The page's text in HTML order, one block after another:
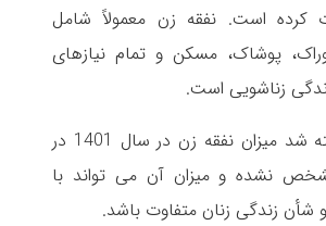
کرده است. نفقه زن معمولاً شامل
پوشاک، مسکن و تمام نیازهای
زناشویی است.
همانطور که گفته شد میزان نفقه زن در سال 1401 در
نشده و میزان آن می تواند با
شأن زندگی زنان متفاوت باشد.